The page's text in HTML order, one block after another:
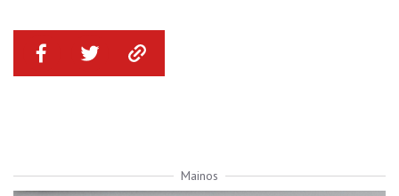
Mainos